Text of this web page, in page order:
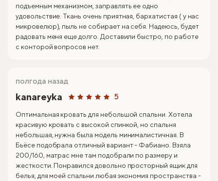
подъемным механизмом, заправлять ее одно
удовольствие. Ткань очень приятная, бархатистая ( у нас
микровелюр), пыль не собирает на себя. Надеюсь, будет
радовать меня еще долго. Доставили быстро, по работе
с конторой вопросов нет.
kanareyka 5
полгода назад
Оптимальная кровать для небольшой спальни. Хотела
красивую кровать с высокой спинкой, но спальня
небольшая, нужна была модель минималистичная. В
Бьёсе подобрала отличный вариант - Фабиано. Взяла
200/160, матрас мне там подобрали по размеру и
жесткости. Понравился довольно просторный ящик для
белья, для моей спальни любая экономия пространства -